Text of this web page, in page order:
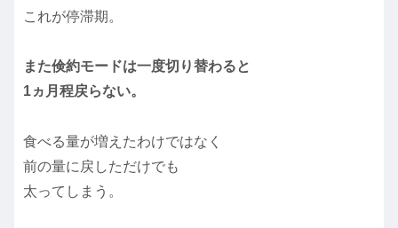
これが停滞期。
また倹約モードは一度切り替わると
1ヵ月程戻らない。
食べる量が増えたわけではなく
前の量に戻しただけでも
太ってしまう。